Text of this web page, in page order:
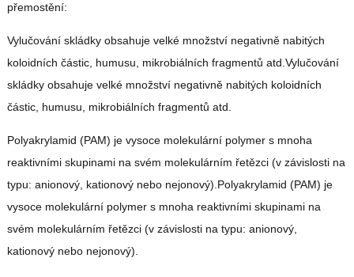
přemostění:
Vylučování skládky obsahuje velké množství negativně nabitých
koloidních částic, humusu, mikrobiálních fragmentů atd.Vylučování
skládky obsahuje velké množství negativně nabitých koloidních
částic, humusu, mikrobiálních fragmentů atd.
Polyakrylamid (PAM) je vysoce molekulární polymer s mnoha
reaktivními skupinami na svém molekulárním řetězci (v závislosti na
typu: anionový, kationový nebo nejonový).Polyakrylamid (PAM) je
vysoce molekulární polymer s mnoha reaktivními skupinami na
svém molekulárním řetězci (v závislosti na typu: anionový,
kationový nebo nejonový).